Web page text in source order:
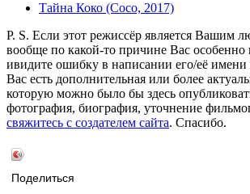
Тайна Коко (Coco, 2017)
P. S. Если этот режиссёр является Вашим
вообще по какой-то причине Вас особенно
ивидите ошибку в написании его/её
Вас есть дополнительная или более
которую можно было бы здесь
фотография, биография, уточнение
свяжитесь с создателем сайта. Спасибо.
Поделиться